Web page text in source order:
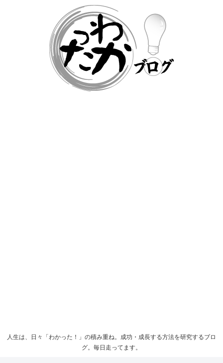
人生は、日々「わかった！」の積み重ね。成功・成長する方法を研究するブロ
グ。毎日走ってます。